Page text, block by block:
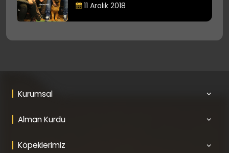
11 Aralık 2018
Kurumsal
Alman Kurdu
Köpeklerimiz